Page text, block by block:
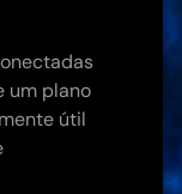
um plano
útil